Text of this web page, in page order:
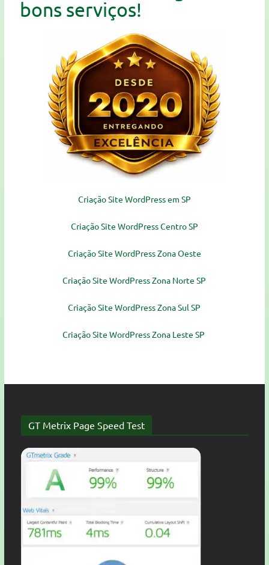
bons serviços!
Criação Site WordPress em SP
Criação Site WordPress Centro SP
Criação Site WordPress Zona Oeste
Criação Site WordPress Zona Norte SP
Criação Site WordPress Zona Sul SP
Criação Site WordPress Zona Leste SP
GT Metrix Page Speed Test